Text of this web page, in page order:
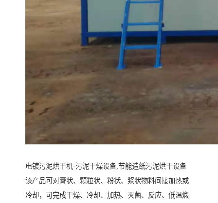
电镀污泥烘干机-污泥干燥设备,节能造纸污泥烘干设备
该产品可对膏状、颗粒状、粉状、浆状物料间接加热或
冷却，可完成干燥、冷却、加热、灭菌、反应、低温煅